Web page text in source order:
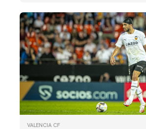
VALENCIA CF